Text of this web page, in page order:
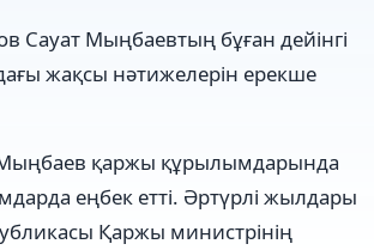
Сауат Мыңбаевтың бұған дейінгі
жақсы нәтижелерін ерекше
Мыңбаев қаржы құрылымдарында
еңбек етті. Әртүрлі жылдары
Қаржы министрінің